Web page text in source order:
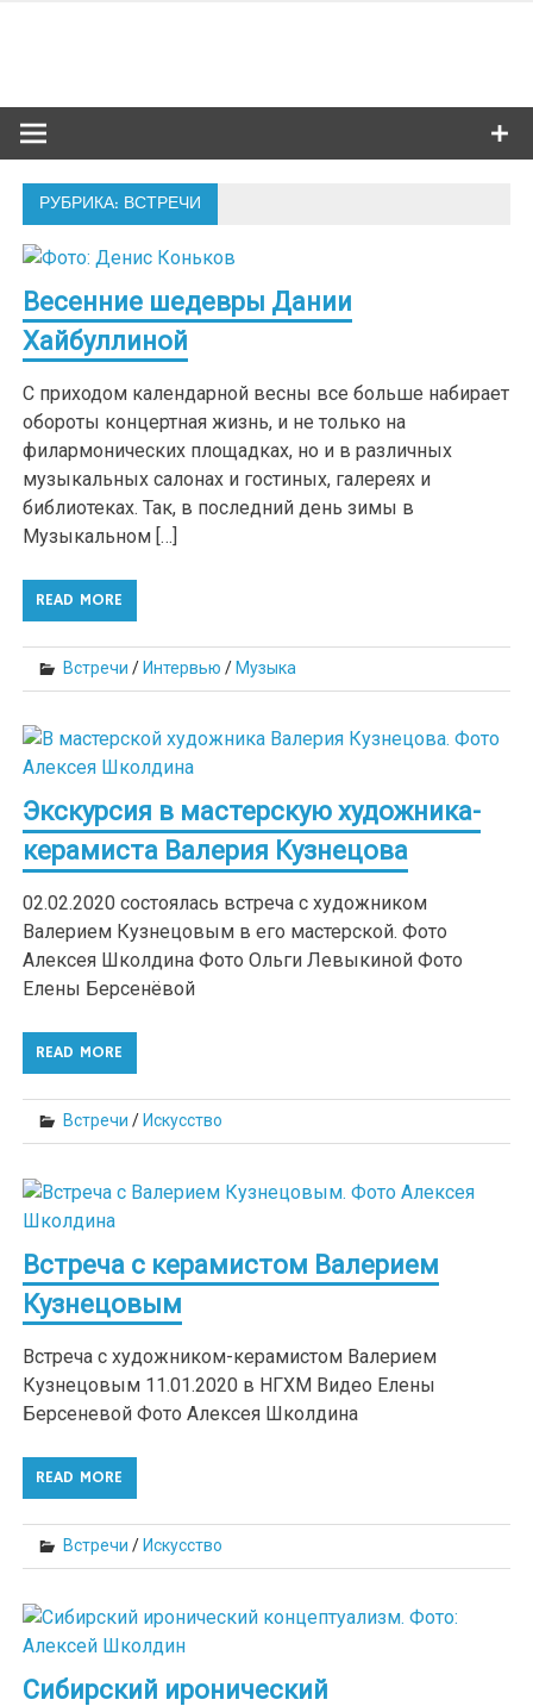
РУБРИКА: ВСТРЕЧИ
Весенние шедевры Дании
Хайбуллиной
С приходом календарной весны все больше набирает
обороты концертная жизнь, и не только на
филармонических площадках, но и в различных
музыкальных салонах и гостиных, галереях и
библиотеках. Так, в последний день зимы в
Музыкальном […]
READ MORE
Встречи /Интервью /Музыка
Экскурсия в мастерскую художника-
керамиста Валерия Кузнецова
02.02.2020 состоялась встреча с художником
Валерием Кузнецовым в его мастерской. Фото
Алексея Школдина Фото Ольги Левыкиной Фото
Елены Берсенёвой
READ MORE
Встречи / Искусство
Встреча с керамистом Валерием
Кузнецовым
Встреча с художником-керамистом Валерием
Кузнецовым 11.01.2020 в НГХМ Видео Елены
Берсеневой Фото Алексея Школдина
READ MORE
Встречи / Искусство
Сибирский иронический